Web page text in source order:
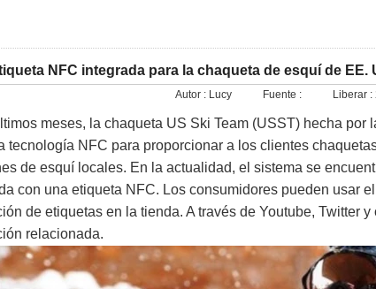
Lock / Rims de EM
cámara de red
de sauna
Sensores de alarma
NFC integrada para la chaqueta de esquí de
Autor : Lucy Fuente : Liberar :
meses, la chaqueta US Ski Team (USST) hecha por
tecnología NFC para proporcionar a los clientes
de esquí locales. En la actualidad, el sistema se
con una etiqueta NFC. Los consumidores pueden usar
de etiquetas en la tienda. A través de Youtube, Twitter
relacionada.